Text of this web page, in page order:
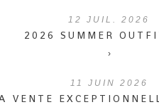
12 JUIL. 2026
2026 SUMMER
›
11 JUIN 2026
VENTE